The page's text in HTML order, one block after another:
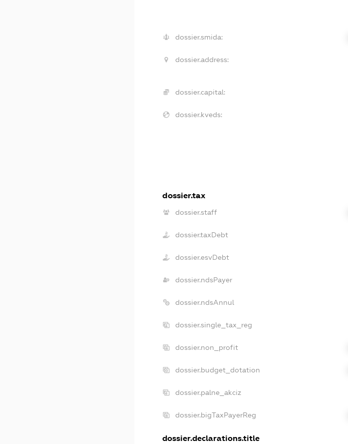
dossier.smida:
dossier.address:
dossier.capital:
dossier.kveds:
dossier.tax
dossier.staff
dossier.taxDebt
dossier.esvDebt
dossier.ndsPayer
dossier.ndsAnnul
dossier.single_tax_reg
dossier.non_profit
dossier.budget_dotation
dossier.palne_akciz
dossier.bigTaxPayerReg
dossier.declarations.title